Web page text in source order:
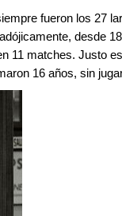
fueron los 27
desde
11 matches. Justo
16 años, sin